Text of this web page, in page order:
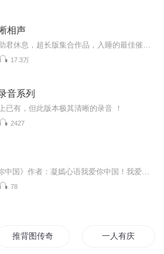
相声
17.3万
音系列
已有，但此版本极其清晰的录音 ！
2427
78
推背图传奇 一人有庆